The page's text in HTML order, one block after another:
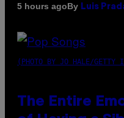
5 hours agoBy Luis
(PHOTO BY JO HALE/GETTY
The Entire